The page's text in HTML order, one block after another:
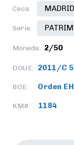
Ceca: MADRID
Serie:
Moneda: 2/50
DOUE: 2011/C
BOE: Orden
KM# 1184